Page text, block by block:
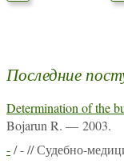
Последние
Determination of the
Bojarun R. — 2003.
-/ - // Судебно-